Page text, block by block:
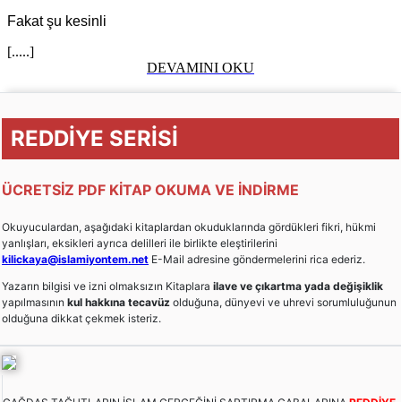
Fakat şu kesinli
[.....]
DEVAMINI OKU
REDDİYE SERİSİ
ÜCRETSİZ PDF KİTAP OKUMA VE İNDİRME
Okuyuculardan, aşağıdaki kitaplardan okuduklarında gördükleri fikri, hükmi
yanlışları, eksikleri ayrıca delilleri ile birlikte eleştirilerini
kilickaya@islamiyontem.net E-Mail adresine göndermelerini rica ederiz.
Yazarın bilgisi ve izni olmaksızın Kitaplara ilave ve çıkartma yada değişiklik
yapılmasının kul hakkına tecavüz olduğuna, dünyevi ve uhrevi sorumluluğunun
olduğuna dikkat çekmek isteriz.